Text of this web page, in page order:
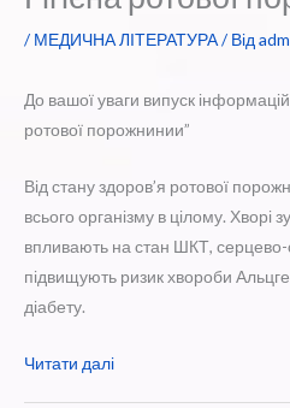
/ МЕДИЧНА ЛІТЕРАТУРА/ Від
До вашої уваги випуск
ротової порожнинии”
Від стану здоров’я ротової
всього організму в цілому. Хворі
впливають на стан ШКТ, серцево-
підвищують ризик хвороби
діабету.
Читати далі